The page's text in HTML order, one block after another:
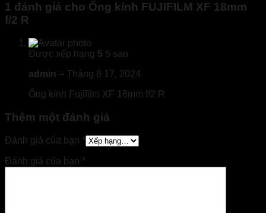
1 đánh giá cho Ống kính FUJIFILM XF 18mm
f/2 R
Được xếp hạng 5 5 sao
admin – Tháng 8 17, 2024
Ống kính Fujifilm XF 18mm f/2 R
Thêm một đánh giá
Đánh giá của bạn *
Đánh giá của bạn *